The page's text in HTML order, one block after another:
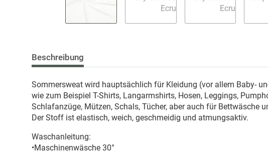
Beschreibung
Sommersweat wird hauptsächlich für Kleidung (vor allem Baby-
wie zum Beispiel T-Shirts, Langarmshirts, Hosen, Leggings,
Schlafanzüge, Mützen, Schals, Tücher, aber auch für Bettwäsche
Der Stoff ist elastisch, weich, geschmeidig und atmungsaktiv.
Waschanleitung:
•Maschinenwäsche 30°